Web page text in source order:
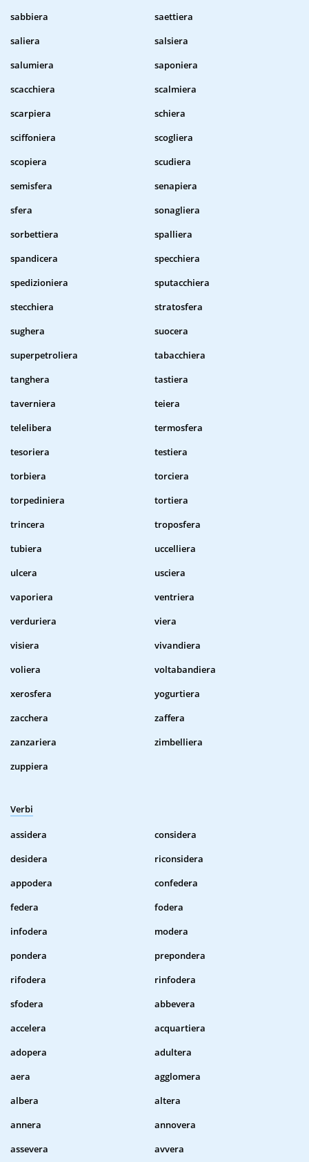
sabbiera
saettiera
saliera
salsiera
salumiera
saponiera
scacchiera
scalmiera
scarpiera
schiera
sciffoniera
scogliera
scopiera
scudiera
semisfera
senapiera
sfera
sonagliera
sorbettiera
spalliera
spandicera
specchiera
spedizioniera
sputacchiera
stecchiera
stratosfera
sughera
suocera
superpetroliera
tabacchiera
tanghera
tastiera
taverniera
teiera
telelibera
termosfera
tesoriera
testiera
torbiera
torciera
torpediniera
tortiera
trincera
troposfera
tubiera
uccelliera
ulcera
usciera
vaporiera
ventriera
verduriera
viera
visiera
vivandiera
voliera
voltabandiera
xerosfera
yogurtiera
zacchera
zaffera
zanzariera
zimbelliera
zuppiera
Verbi
assidera
considera
desidera
riconsidera
appodera
confedera
federa
fodera
infodera
modera
pondera
prepondera
rifodera
rinfodera
sfodera
abbevera
accelera
acquartiera
adopera
adultera
aera
agglomera
albera
altera
annera
annovera
assevera
avvera